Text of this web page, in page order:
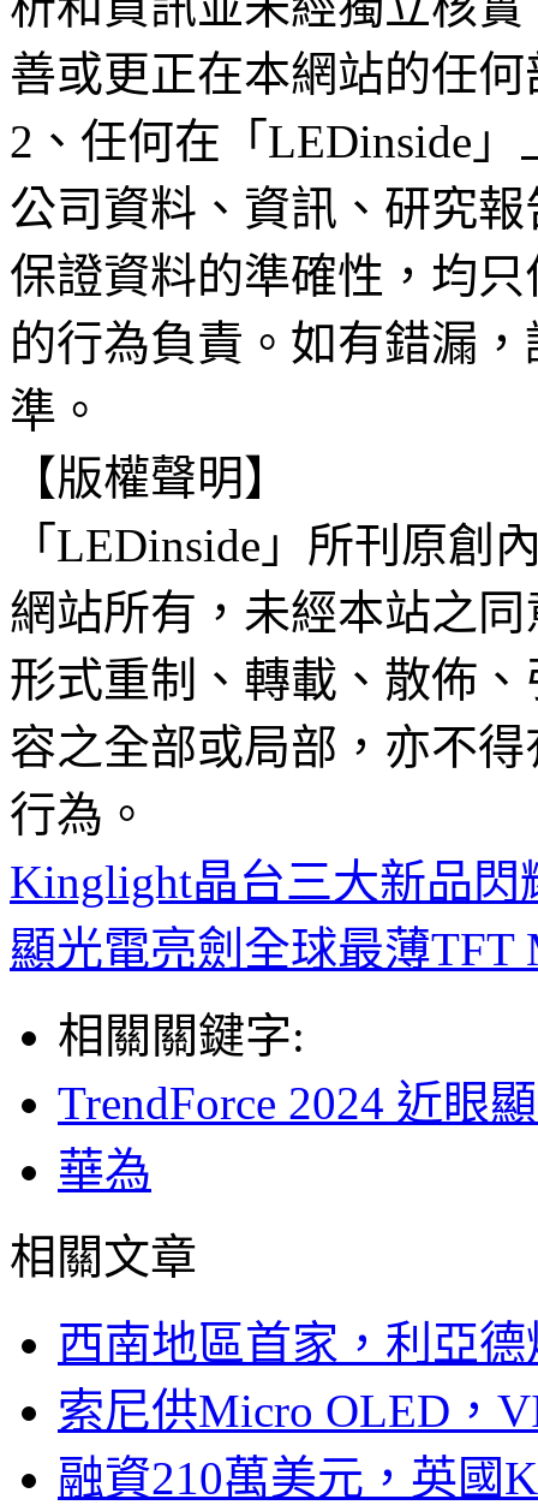
善或更正在本網站的任
2、任何在「LEDinside
公司資料、資訊、研究
保證資料的準確性，均
的行為負責。如有錯漏
準。
【版權聲明】
「LEDinside」所刊原創
網站所有，未經本站之
形式重制、轉載、散佈
容之全部或局部，亦不
行為。
Kinglight晶台三大新品閃
顯光電亮劍全球最薄TFT
相關關鍵字:
TrendForce 2024 近眼
華為
相關文章
西南地區首家，利亞
索尼供Micro OLED，
融資210萬美元，英國